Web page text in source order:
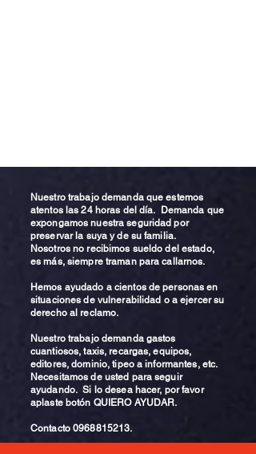
Nuestro trabajo demanda que estemos
atentos las 24 horas del día. Demanda que
expongamos nuestra seguridad por
preservar la suya y de su familia.
Nosotros no recibimos sueldo del estado,
es más, siempre traman para callarnos.
Hemos ayudado a cientos de personas en
situaciones de vulnerabilidad o a ejercer su
derecho al reclamo.
Nuestro trabajo demanda gastos
cuantiosos, taxis, recargas, equipos,
editores, dominio, tipeo a informantes, etc.
Necesitamos de usted para seguir
ayudando. Si lo desea hacer, por favor
aplaste botón QUIERO AYUDAR.
Contacto0968815213.